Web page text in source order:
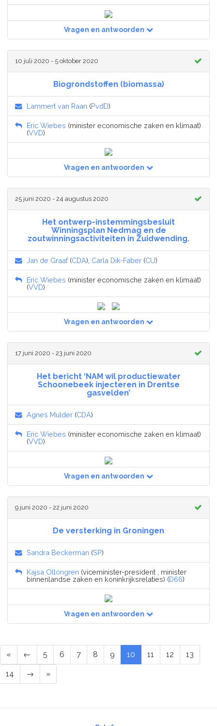
Vragen en antwoorden
10 juli 2020 - 5 oktober 2020
Biogrondstoffen (biomassa)
Lammert van Raan (PvdD)
Eric Wiebes (minister economische zaken en klimaat)
(VVD)
Vragen en antwoorden
25 juni 2020 - 24 augustus 2020
Het ontwerp-instemmingsbesluit
Winningsplan Nedmag en de
zoutwinningsactiviteiten in Zuidwending.
Jan de Graaf(CDA), Carla Dik-Faber (CU)
Eric Wiebes (minister economische zaken en klimaat)
(VVD)
Vragen en antwoorden
17 juni 2020 - 23 juni 2020
Het bericht ‘NAM wil productiewater
Schoonebeek injecteren in Drentse
gasvelden’
Agnes Mulder (CDA)
Eric Wiebes (minister economische zaken en klimaat)
(VVD)
Vragen en antwoorden
9 juni 2020 - 22 juni 2020
De versterking in Groningen
Sandra Beckerman (SP)
Kajsa Ollongren (viceminister-president , minister
binnenlandse zaken en koninkrijksrelaties) (D66)
Vragen en antwoorden
« ← 5 6 7 8 9 10 11 12 13
14 → »